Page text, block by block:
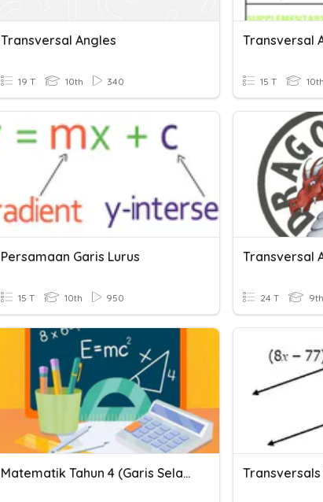
Transversal Angles
19 T 10th 340
Transversal
15 T 10th
Persamaan Garis Lurus
15 T 10th 950
Transversal
24 T
Matematik Tahun 4 (Garis Selari Dan Garis Serenjang)